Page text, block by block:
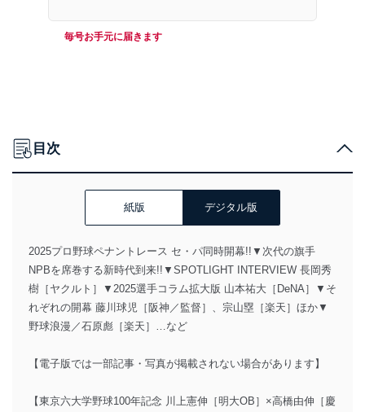
毎号お手元に届きます
目次
紙版 デジタル版
2025プロ野球ペナントレース セ・パ同時開幕!!▼次代の旗手
NPBを席巻する新時代到来!!▼SPOTLIGHT INTERVIEW 長岡秀
樹［ヤクルト］▼2025選手コラム拡大版 山本祐大［DeNA］▼そ
れぞれの開幕 藤川球児［阪神／監督］、宗山塁［楽天］ほか▼
野球浪漫／石原彪［楽天］…など
【電子版では一部記事・写真が掲載されない場合があります】
【東京六大学野球100年記念 川上憲伸［明大OB］×高橋由伸［慶